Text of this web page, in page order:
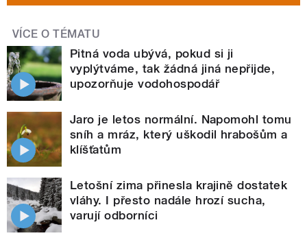
VÍCE O TÉMATU
Pitná voda ubývá, pokud si ji
vyplýtváme, tak žádná jiná nepřijde,
upozorňuje vodohospodář
Jaro je letos normální. Napomohl tomu
sníh a mráz, který uškodil hrabošům a
klíšťatům
Letošní zima přinesla krajině dostatek
vláhy. I přesto nadále hrozí sucha,
varují odborníci